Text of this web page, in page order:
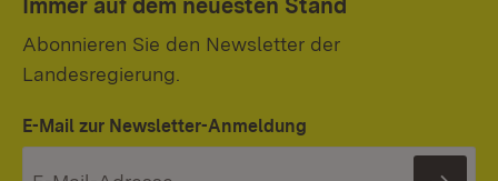
Immer auf dem neuesten Stand
Abonnieren Sie den Newsletter der
Landesregierung.
E-Mail zur Newsletter-Anmeldung